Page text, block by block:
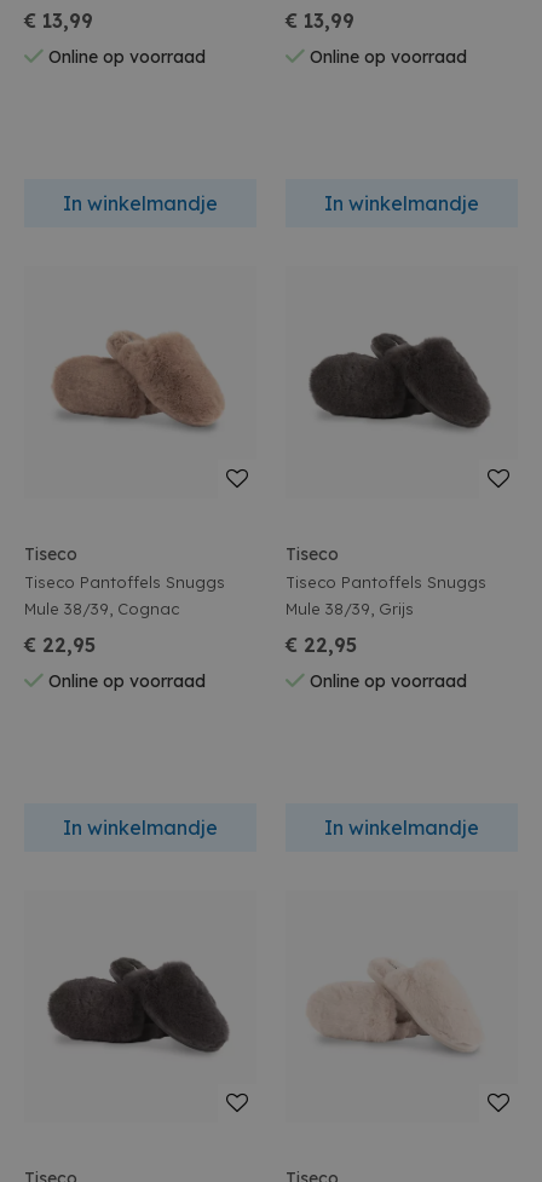
Grijs
€ 13,99
Online op voorraad
In winkelmandje
Zand
€ 13,99
Online op voorraad
In winkelmandje
Tiseco
Tiseco Pantoffels Snuggs
Mule 38/39, Cognac
€ 22,95
Online op voorraad
In winkelmandje
Tiseco
Tiseco Pantoffels Snuggs
Mule 38/39, Grijs
€ 22,95
Online op voorraad
In winkelmandje